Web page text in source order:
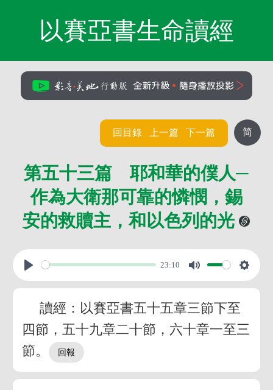
以賽亞書生命讀經
简
回目錄 上一篇 下一篇
第五十三篇 耶和華的僕人─
作為大衛那可靠的憐憫，錫
安的救贖主，和以色列的光
23:10
讀經：以賽亞書五十五章三節下至
四節，五十九章二十節，六十章一至三
節。